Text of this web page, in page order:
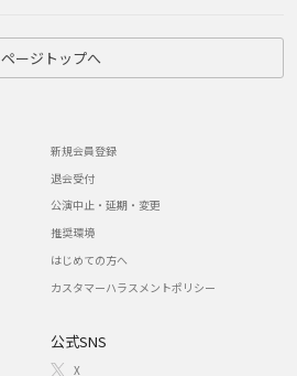
ページトップへ
新規会員登録
退会受付
公演中止・延期・変更
推奨環境
はじめての方へ
カスタマーハラスメントポリシー
公式SNS
X